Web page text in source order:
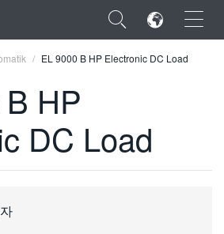
×
EL 9000 B HP Electronic DC Load
HP
DC Load